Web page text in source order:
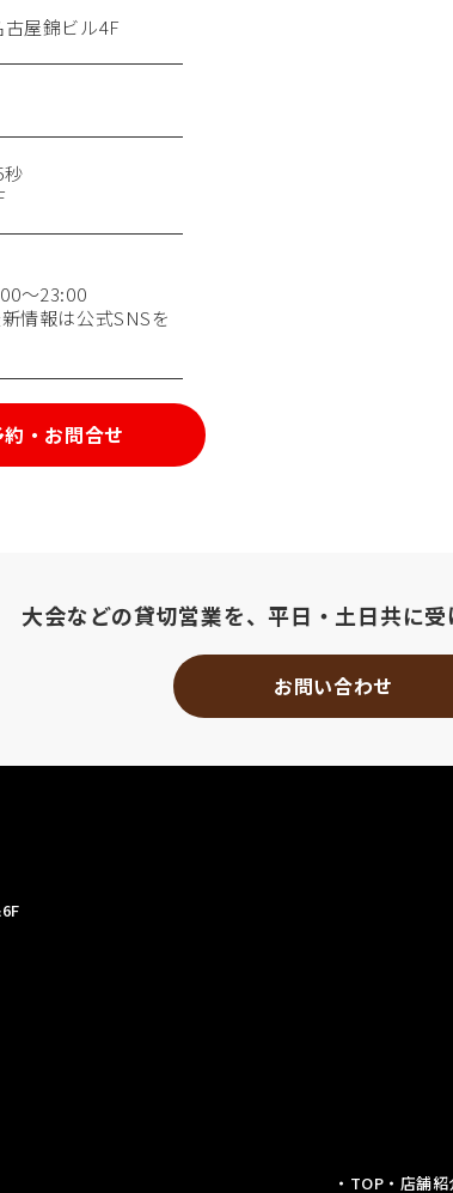
屋錦ビル4F
〜23:00
情報は公式SNSを
約・お問合せ
大会などの貸切営業を、平日・土日共に受
お問い合わせ
・TOP ・店舗紹